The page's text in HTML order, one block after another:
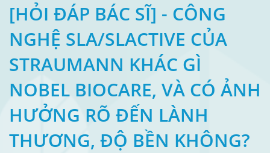
[HỎI ĐÁP BÁC SĨ] - CÔNG
NGHỆ SLA/SLACTIVE CỦA
STRAUMANN KHÁC GÌ
NOBEL BIOCARE, VÀ CÓ ẢNH
HƯỞNG RÕ ĐẾN LÀNH
THƯƠNG, ĐỘ BỀN KHÔNG?